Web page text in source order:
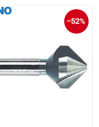
−52%